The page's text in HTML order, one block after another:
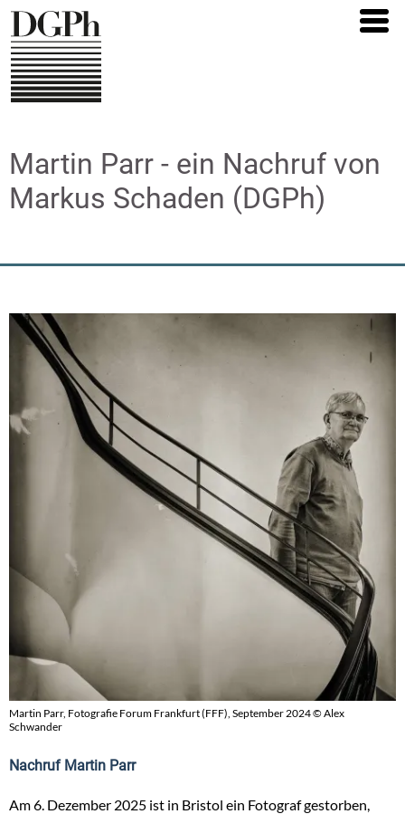
Direkt
zum
Inhalt
Martin Parr - ein Nachruf von
Markus Schaden (DGPh)
Martin Parr, Fotografie Forum Frankfurt (FFF), September 2024 © Alex
Schwander
Nachruf Martin Parr
Am 6. Dezember 2025 ist in Bristol ein Fotograf gestorben,